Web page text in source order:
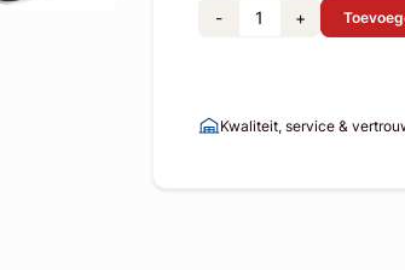
- +
Kwaliteit, service &